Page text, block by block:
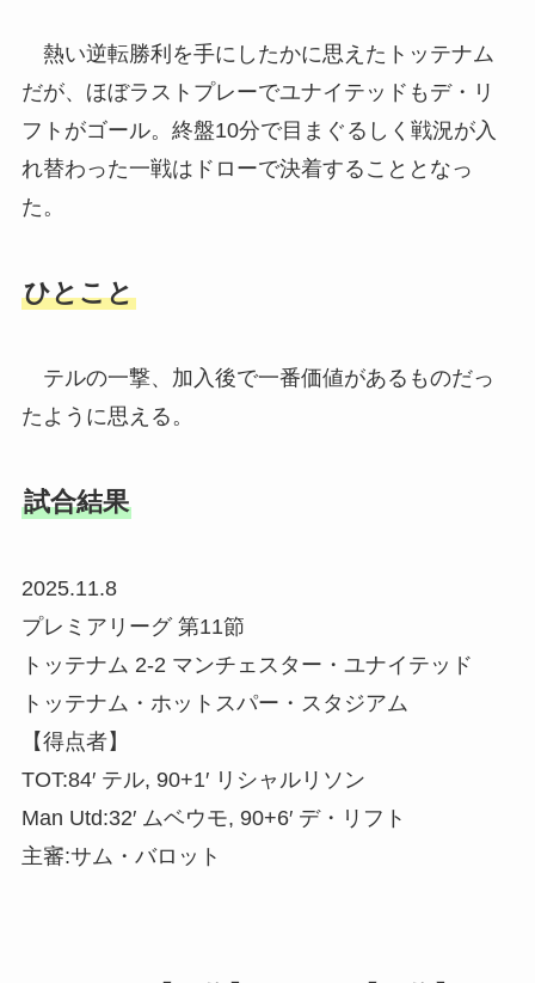
熱い逆転勝利を手にしたかに思えたトッテナム
だが、ほぼラストプレーでユナイテッドもデ・リ
フトがゴール。終盤10分で目まぐるしく戦況が入
れ替わった一戦はドローで決着することとなっ
た。
ひとこと
テルの一撃、加入後で一番価値があるものだっ
たように思える。
試合結果
2025.11.8
プレミアリーグ 第11節
トッテナム 2-2 マンチェスター・ユナイテッド
トッテナム・ホットスパー・スタジアム
【得点者】
TOT:84′ テル, 90+1′ リシャルリソン
Man Utd:32′ ムベウモ, 90+6′ デ・リフト
主審:サム・バロット